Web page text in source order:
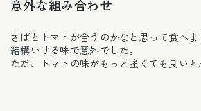
意外な組み合わせ
さばとトマトが合うのかなと思って食べま
結構いける味で意外でした。
ただ、トマトの味がもっと強くても良いと